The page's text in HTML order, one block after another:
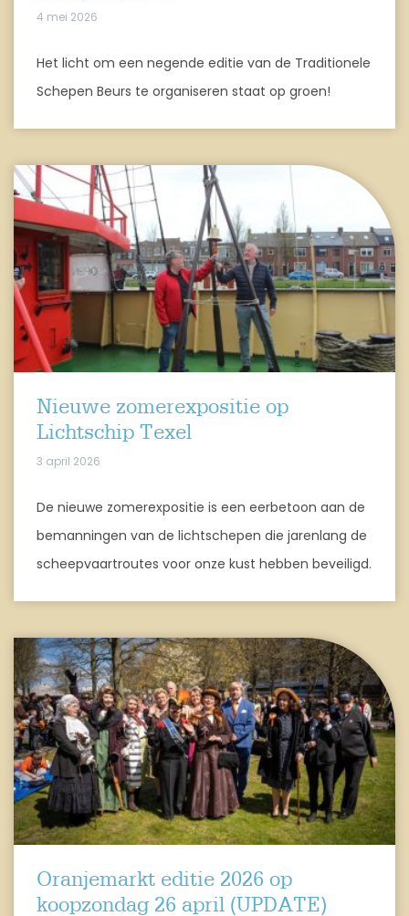
4 mei 2026
Het licht om een negende editie van de Traditionele
Schepen Beurs te organiseren staat op groen!
Nieuwe zomerexpositie op
Lichtschip Texel
3 april 2026
De nieuwe zomerexpositie is een eerbetoon aan de
bemanningen van de lichtschepen die jarenlang de
scheepvaartroutes voor onze kust hebben beveiligd.
Oranjemarkt editie 2026 op
koopzondag 26 april (UPDATE)